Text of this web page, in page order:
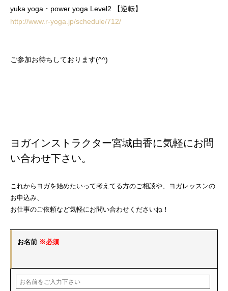
yuka yoga・power yoga Level2 【逆転】
http://www.r-yoga.jp/schedule/712/
ご参加お待ちしております(^^)
ヨガインストラクター宮城由香に気軽にお問
い合わせ下さい。
これからヨガを始めたいって考えてる方のご相談や、ヨガレッスンの
お申込み、
お仕事のご依頼など気軽にお問い合わせくださいね！
お名前 ※必須